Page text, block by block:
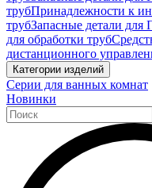
трубПринадлежности к
трубЗапасные детали для
для обработки труб
дистанционного
Категории изделий
Серии для ванных комнат
Новинки